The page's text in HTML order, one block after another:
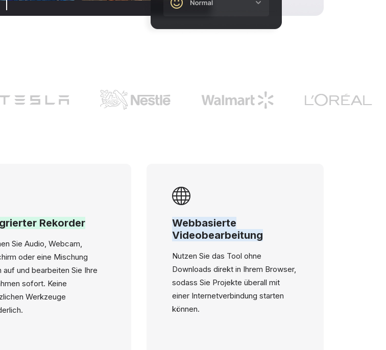
Rekorder
Sie Audio, Webcam,
oder eine Mischung
auf und bearbeiten Sie Ihre
sofort. Keine
Werkzeuge
Webbasierte
Videobearbeitung
Nutzen Sie das Tool ohne
Downloads direkt in Ihrem Browser,
sodass Sie Projekte überall mit
einer Internetverbindung starten
können.